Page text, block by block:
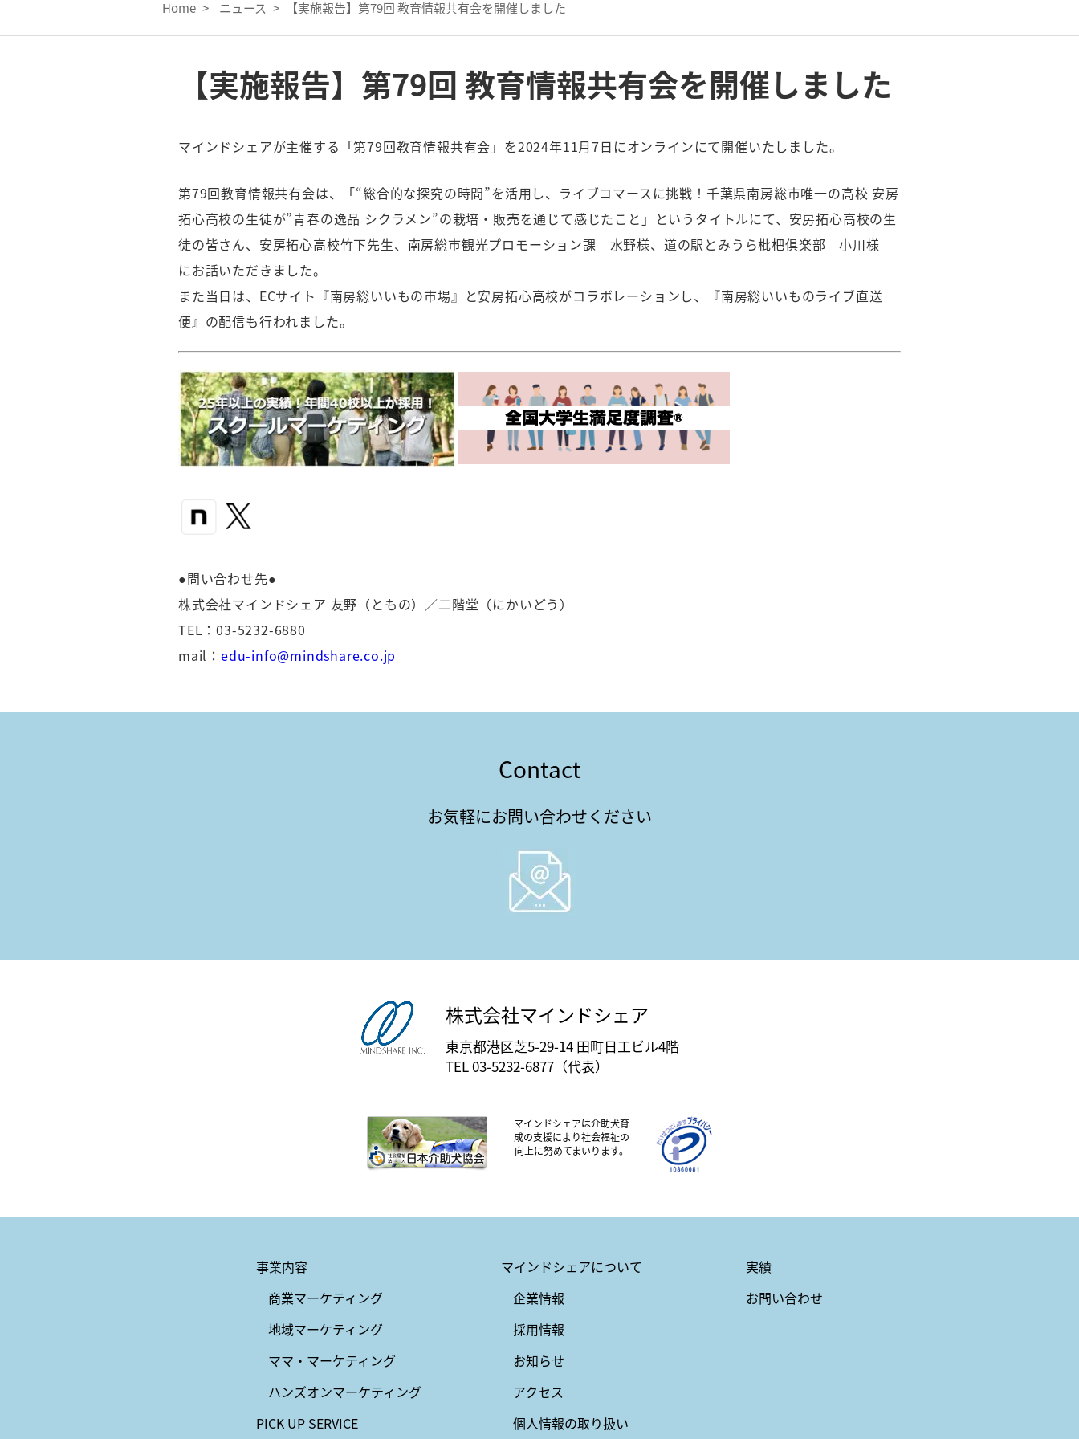
Home > ニュース > 【実施報告】第79回 教育情報共有会を開催しました
【実施報告】第79回 教育情報共有会を開催しました
マインドシェアが主催する「第79回教育情報共有会」を2024年11月7日にオンラインにて開催いたしました。
第79回教育情報共有会は、「“総合的な探究の時間”を活用し、ライブコマースに挑戦！千葉県南房総市唯一の高校 安房
拓心高校の生徒が”青春の逸品 シクラメン”の栽培・販売を通じて感じたこと」というタイトルにて、安房拓心高校の生
徒の皆さん、安房拓心高校竹下先生、南房総市観光プロモーション課 水野様、道の駅とみうら枇杷倶楽部 小川様
にお話いただきました。
また当日は、ECサイト『南房総いいもの市場』と安房拓心高校がコラボレーションし、『南房総いいものライブ直送
便』の配信も行われました。
●問い合わせ先●
株式会社マインドシェア 友野（ともの）／二階堂（にかいどう）
TEL：03-5232-6880
mail： edu-info@mindshare.co.jp
Contact
お気軽にお問い合わせください
株式会社マインドシェア
東京都港区芝5-29-14 田町日工ビル4階
TEL 03-5232-6877（代表）
マインドシェアは介助犬育
成の支援により社会福祉の
向上に努めてまいります。
事業内容
商業マーケティング
地域マーケティング
ママ・マーケティング
ハンズオンマーケティング
PICK UP SERVICE
マインドシェアについて
企業情報
採用情報
お知らせ
アクセス
個人情報の取り扱い
実績
お問い合わせ